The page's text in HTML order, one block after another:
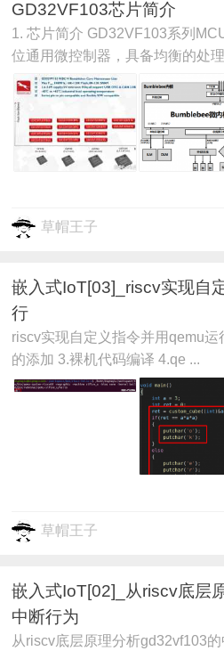
GD32VF103芯片简介
1. 芯片简介 GD32VF103系列
位通用微控制器，具备均衡的处
草帽王子
嵌入式IoT[03]_riscv实现自
行
riscv实现自定义指令并用qemu运
的添加 3.裸机代码编译 4.qe ...
草帽王子
嵌入式IoT[02]_从riscv底层
中断行为
从riscv底层原理分析gd32vf103